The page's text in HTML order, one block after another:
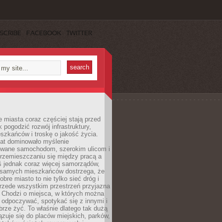
FACEBOOK TWITTER
miasta coraz częściej stają przed
pogodzić rozwój infrastruktury,
i troskę o jakość życia.
dominowało myślenie
samochodom, szerokim ulicom i
się między pracą a
jednak coraz więcej samorządów,
mieszkańców dostrzega, że
miasto to nie tylko sieć dróg i
wszystkim przestrzeń przyjazna
Chodzi o miejsca, w których można
odpoczywać, spotykać się z innymi i
żyć. To właśnie dlatego tak dużą
się do placów miejskich, parków,